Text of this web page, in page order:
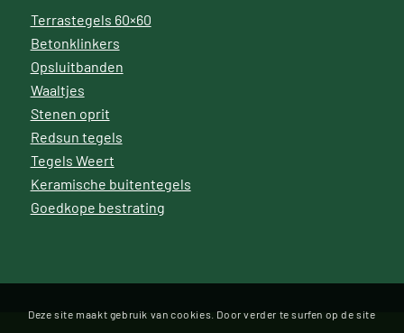
Terrastegels 60×60
Betonklinkers
Opsluitbanden
Waaltjes
Stenen oprit
Redsun tegels
Tegels Weert
Keramische buitentegels
Goedkope bestrating
Deze site maakt gebruik van cookies. Door verder te surfen op de site